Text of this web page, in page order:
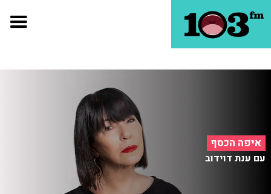
איפה הכסף
עם ענת דוידוב